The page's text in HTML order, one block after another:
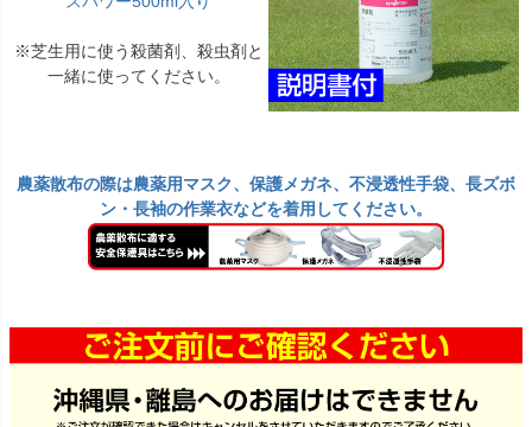
※芝生用に使う殺菌剤、殺虫剤と
一緒に使ってください。
農薬散布の際は農薬用マスク、保護メガネ、不浸透性手袋、長ズボ
ン・長袖の作業衣などを着用してください。